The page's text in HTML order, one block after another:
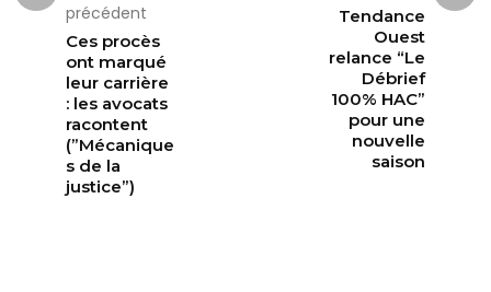
précédent
Ces procès
ont marqué
leur carrière
: les avocats
racontent
(”Mécanique
s de la
justice”)
Tendance
Ouest
relance “Le
Débrief
100% HAC”
pour une
nouvelle
saison